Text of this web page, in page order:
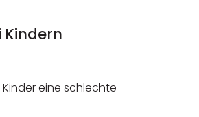
Kindern
eine schlechte